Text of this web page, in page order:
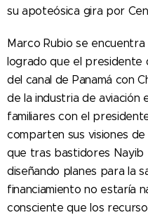
su apoteósica gira por
Marco Rubio se
logrado que el presidente
del canal de Panamá con
de la industria de aviación
familiares con el
comparten sus visiones de
que tras bastidores Nayib
diseñando planes para la
financiamiento no estaría
consciente que los